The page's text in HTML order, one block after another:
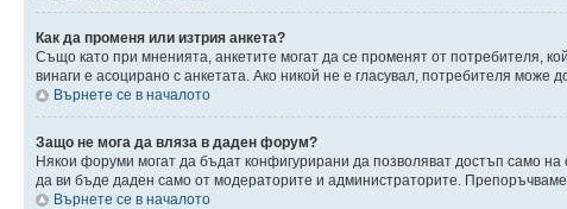
Как да променя или изтрия анкета?
Също като при мненията, анкетите могат да се променят от потребителя,
винаги е асоцирано с анкетата. Ако никой не е гласувал, потребителя
Върнете се в началото
Защо не мога да вляза в даден форум?
Някои форуми могат да бъдат конфигурирани да позволяват достъп само
да ви бъде даден само от модераторите и администраторите. Препоръчваме
Върнете се в началото